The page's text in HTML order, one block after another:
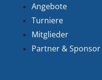
Angebote
Turniere
Mitglieder
Partner & Sponsor